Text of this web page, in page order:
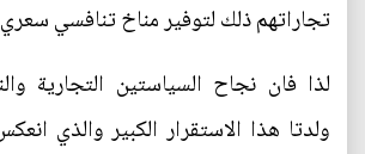
تجاراتهم ذلك لتوفير مناخ تنافسي
لذا فان نجاح السياستين التجارية
ولدتا هذا الاستقرار الكبير والذي